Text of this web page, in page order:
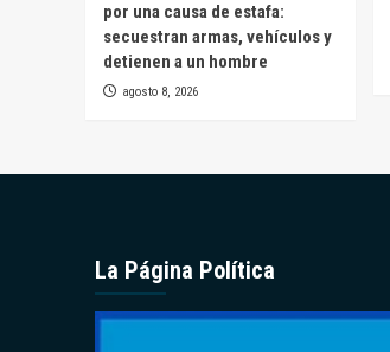
por una causa de estafa:
secuestran armas, vehículos y
detienen a un hombre
agosto 8, 2026
La Página Política